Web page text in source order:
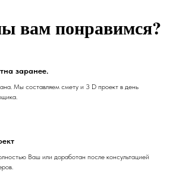
вам понравимся?
заранее.
Мы составляем смету и 3 D проект в день
Ваш или доработан после консультацией